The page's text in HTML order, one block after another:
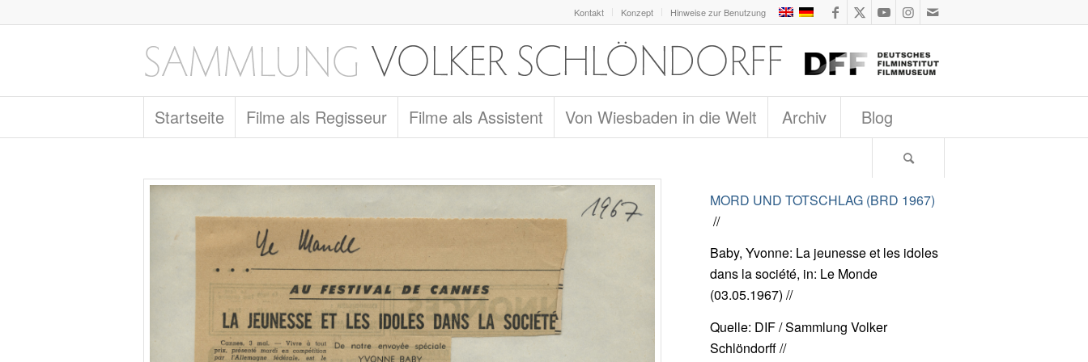
Kontakt Konzept Hinweise zur Benutzung
Startseite Filme als Regisseur Filme als Assistent Von Wiesbaden in die Welt Archiv Blog
MORD UND TOTSCHLAG (BRD 1967)
//
Baby, Yvonne: La jeunesse et les idoles
dans la société, in: Le Monde
(03.05.1967) //
Quelle: DIF / Sammlung Volker
Schlöndorff //